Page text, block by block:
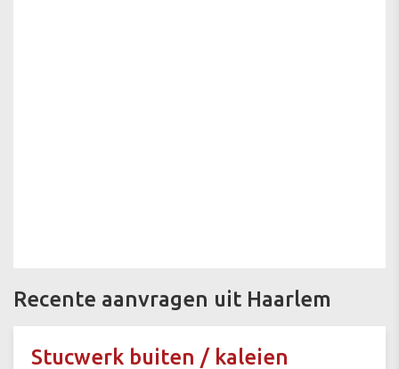
Recente aanvragen uit Haarlem
Stucwerk buiten / kaleien